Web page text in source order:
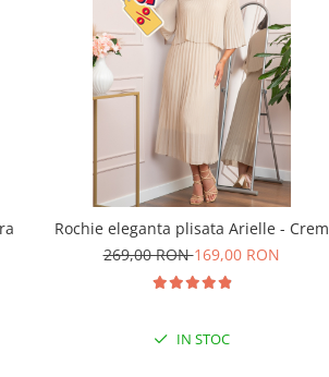
Rochie eleganta plisata Arielle - Crem
269,00 RON169,00 RON
IN STOC